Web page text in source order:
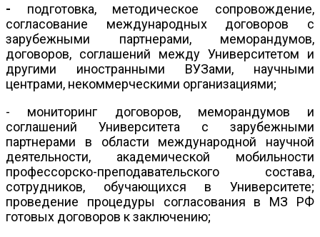
- подготовка, методическое сопровождение,
согласование международных договоров с
зарубежными партнерами, меморандумов,
договоров, соглашений между Университетом и
другими иностранными ВУЗами, научными
центрами, некоммерческими организациями;
- мониторинг договоров, меморандумов и
соглашений Университета с зарубежными
партнерами в области международной научной
деятельности, академической мобильности
профессорско-преподавательского состава,
сотрудников, обучающихся в Университете;
проведение процедуры согласования в МЗ РФ
готовых договоров к заключению;